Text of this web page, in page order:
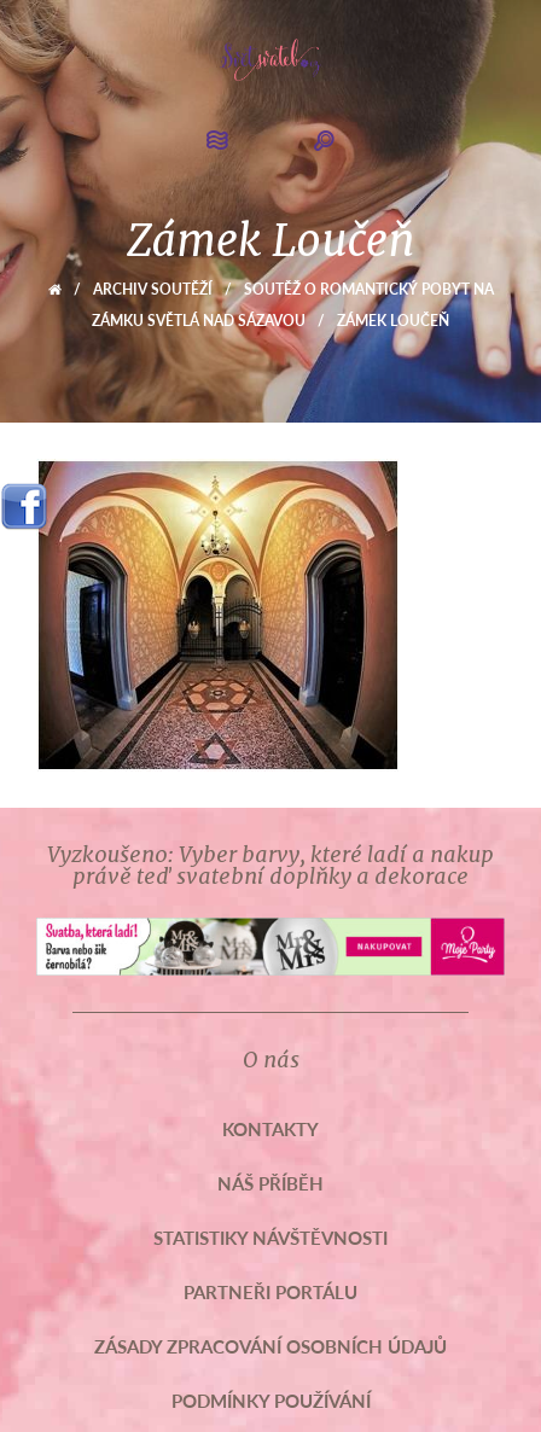
Zámek Loučeň
/ ARCHIV SOUTĚŽÍ /
SOUTĚŽ O ROMANTICKÝ POBYT NA
ZÁMKU SVĚTLÁ NAD SÁZAVOU / ZÁMEK LOUČEŇ
Vyzkoušeno: Vyber barvy, které ladí a nakup
právě teď svatební doplňky a dekorace
O nás
KONTAKTY
NÁŠ PŘÍBĚH
STATISTIKY NÁVŠTĚVNOSTI
PARTNEŘI PORTÁLU
ZÁSADY ZPRACOVÁNÍ OSOBNÍCH ÚDAJŮ
PODMÍNKY POUŽÍVÁNÍ